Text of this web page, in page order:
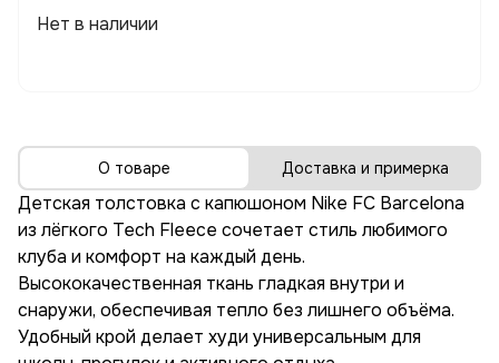
Нет в наличии
О товаре Доставка и примерка
Детская толстовка с капюшоном Nike FC Barcelona
из лёгкого Tech Fleece сочетает стиль любимого
клуба и комфорт на каждый день.
Высококачественная ткань гладкая внутри и
снаружи, обеспечивая тепло без лишнего объёма.
Удобный крой делает худи универсальным для